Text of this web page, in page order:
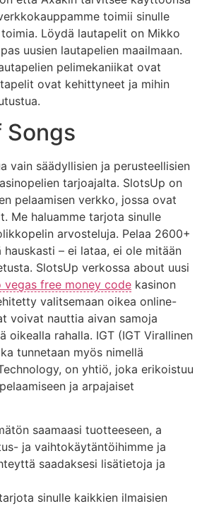
toimii sinulle
Löydä lautapelit on Mikko
uusien lautapelien maailmaan.
pelimekaniikat ovat
ovat kehittyneet ja mihin
Songs
vain säädyllisien ja perusteellisien
tarjoajalta. SlotsUp on
pelaamisen verkko, jossa ovat
Me haluamme tarjota sinulle
arvosteluja. Pelaa 2600+
– ei lataa, ei ole mitään
SlotsUp verkossa about uusi
vegas free money code kasinon
valitsemaan oikea online-
voivat nauttia aivan samoja
oikealla rahalla. IGT (IGT Virallinen
tunnetaan myös nimellä
on yhtiö, joka erikoistuu
ja arpajaiset
saamaasi tuotteeseen, a
ja vaihtokäytäntöihimme ja
saadaksesi lisätietoja ja
sinulle kaikkien ilmaisien